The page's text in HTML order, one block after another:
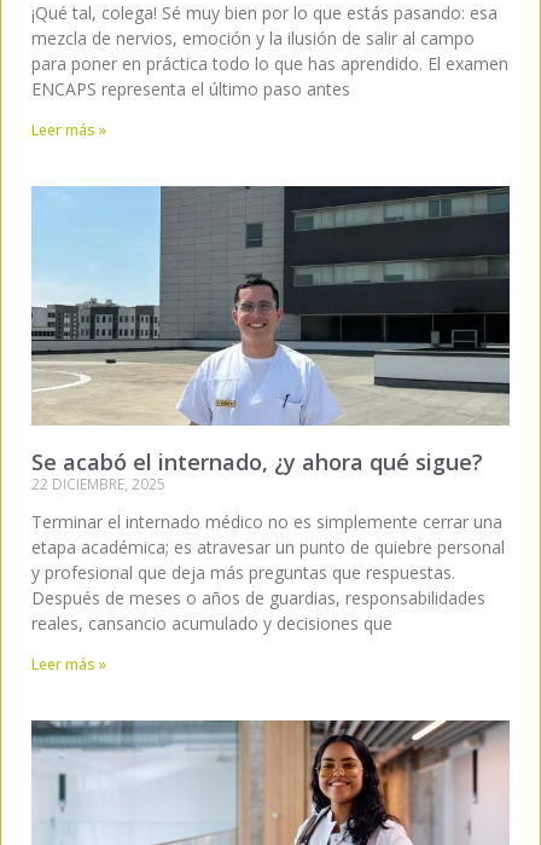
¡Qué tal, colega! Sé muy bien por lo que estás pasando: esa
mezcla de nervios, emoción y la ilusión de salir al campo
para poner en práctica todo lo que has aprendido. El examen
ENCAPS representa el último paso antes
Leer más »
Se acabó el internado, ¿y ahora qué sigue?
22 DICIEMBRE, 2025
Terminar el internado médico no es simplemente cerrar una
etapa académica; es atravesar un punto de quiebre personal
y profesional que deja más preguntas que respuestas.
Después de meses o años de guardias, responsabilidades
reales, cansancio acumulado y decisiones que
Leer más »